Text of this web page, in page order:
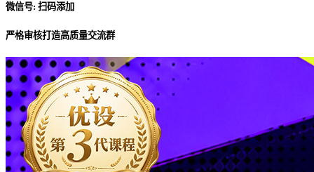
微信号: 扫码添加
严格审核打造高质量交流群